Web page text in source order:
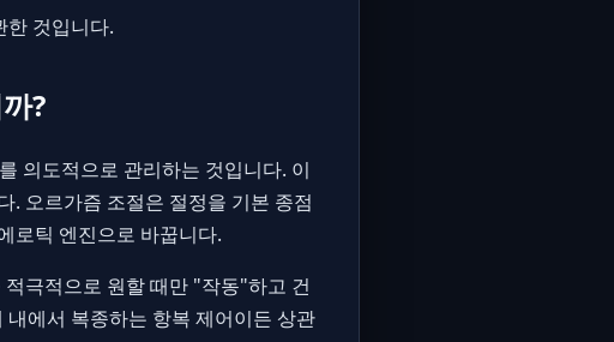
한 것입니다.
?
의도적으로 관리하는 것입니다. 이
. 오르가즘 조절은 절정을 기본 종점
로틱 엔진으로 바꿉니다.
극적으로 원할 때만 "작동"하고 건
에서 복종하는 항복 제어이든 상관